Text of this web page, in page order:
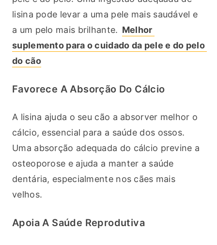
lisina pode levar a uma pele mais saudável e
a um pelo mais brilhante. Melhor
suplemento para o cuidado da pele e do pelo
do cão
Favorece A Absorção Do Cálcio
A lisina ajuda o seu cão a absorver melhor o
cálcio, essencial para a saúde dos ossos.
Uma absorção adequada do cálcio previne a
osteoporose e ajuda a manter a saúde
dentária, especialmente nos cães mais
velhos.
Apoia A Saúde Reprodutiva